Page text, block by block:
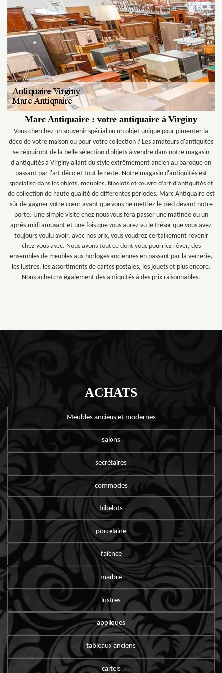
Marc Antiquaire : votre antiquaire à Virginy
Vous cherchez un souvenir spécial ou un objet unique pour pimenter la
déco de votre maison ou pour votre collection ? Les amateurs d'antiquités
se réjouiront de la belle sélection d'objets à vendre dans notre magasin
d'antiquités à Virginy allant du style extrêmement ancien au baroque en
passant par l'art déco et tout le reste. Notre magasin d'antiquités est
spécialisé dans les objets, meubles, bibelots et œuvre d’art d’antiquités et
de collection de haute qualité de différentes périodes. Marc Antiquaire est
sûr de gagner votre cœur avant que vous ne mettiez le pied devant notre
porte. Une simple visite chez nous vous fera passer une matinée ou un
après-midi amusant et une fois que vous aurez vu le trésor que vous avez
toujours voulu avoir, avec nos prix, vous voudrez certainement revenir
chez vous avec. Nous avons tout ce dont vous pourriez rêver, des
ensembles de meubles aux horloges anciennes en passant par la verrerie,
les lustres, les assortiments de cartes postales, les jouets et plus encore.
Nous achetons également des antiquités à des prix raisonnables.
ACHATS
Meubles anciens et modernes
salons
secrétaires
commodes
bibelots
porcelaine
faïence
marbre
lustres
appliques
tableaux anciens
cartels